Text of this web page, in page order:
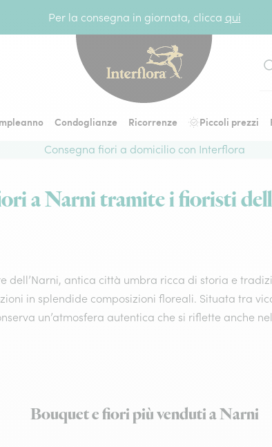
Per la consegna in giornata, clicca qui
Condoglianze Ricorrenze Piccoli prezzi
Consegna fiori a domicilio con Interflora
a Narni tramite i fioristi
dell’Narni, antica città umbra ricca di storia e
in splendide composizioni floreali. Situata tra
un’atmosfera autentica che si riflette anche
Bouquet e fiori più venduti a Narni